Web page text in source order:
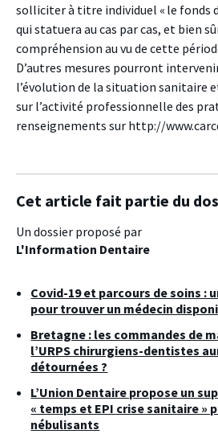
solliciter à titre individuel « le fonds
qui statuera au cas par cas, et bien
compréhension au vu de cette
D’autres mesures pourront
l’évolution de la situation sanitaire
sur l’activité professionnelle des
renseignements sur http://
Cet article fait partie du
Un dossier proposé par
L'Information Dentaire
Covid-19 et parcours de soins :
pour trouver un médecin
Bretagne : les commandes de
l’URPS chirurgiens-dentistes
détournées ?
L’Union Dentaire propose un
« temps et EPI crise sanitaire »
nébulisants